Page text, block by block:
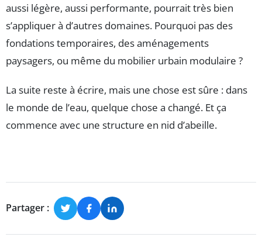
aussi légère, aussi performante, pourrait très bien
s’appliquer à d’autres domaines. Pourquoi pas des
fondations temporaires, des aménagements
paysagers, ou même du mobilier urbain modulaire ?
La suite reste à écrire, mais une chose est sûre : dans
le monde de l’eau, quelque chose a changé. Et ça
commence avec une structure en nid d’abeille.
Partager :